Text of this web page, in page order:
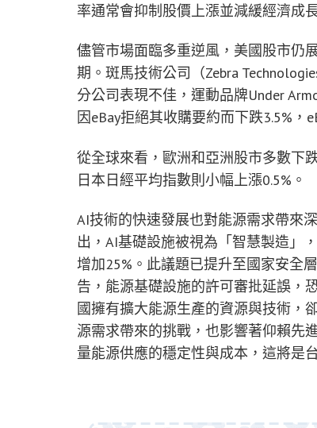
率通常會抑制股價上漲並減緩經濟成
儘管市場面臨多重逆風，美國股市仍
期。斑馬技術公司（Zebra
分公司表現不佳，運動品牌Under
因eBay拒絕其收購要約而下跌3.5%，
從全球來看，歐洲和亞洲股市多數下
日本日經平均指數則小幅上漲0.5%。
AI技術的快速發展也對能源需求帶來
出，AI基礎設施被視為「智慧製造」
增加25%。此議題已提升至國家安全
告，能源基礎設施的許可審批延誤，
國擁有擴大能源生產的資源與技術，
源需求帶來的挑戰，也影響著仰賴先
量能源供應的穩定性與成本，這將是